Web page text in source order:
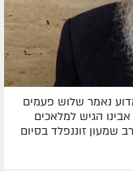
נאמר שלוש פעמים
הגיש למלאכים
שמעון זוננפלד בסיום